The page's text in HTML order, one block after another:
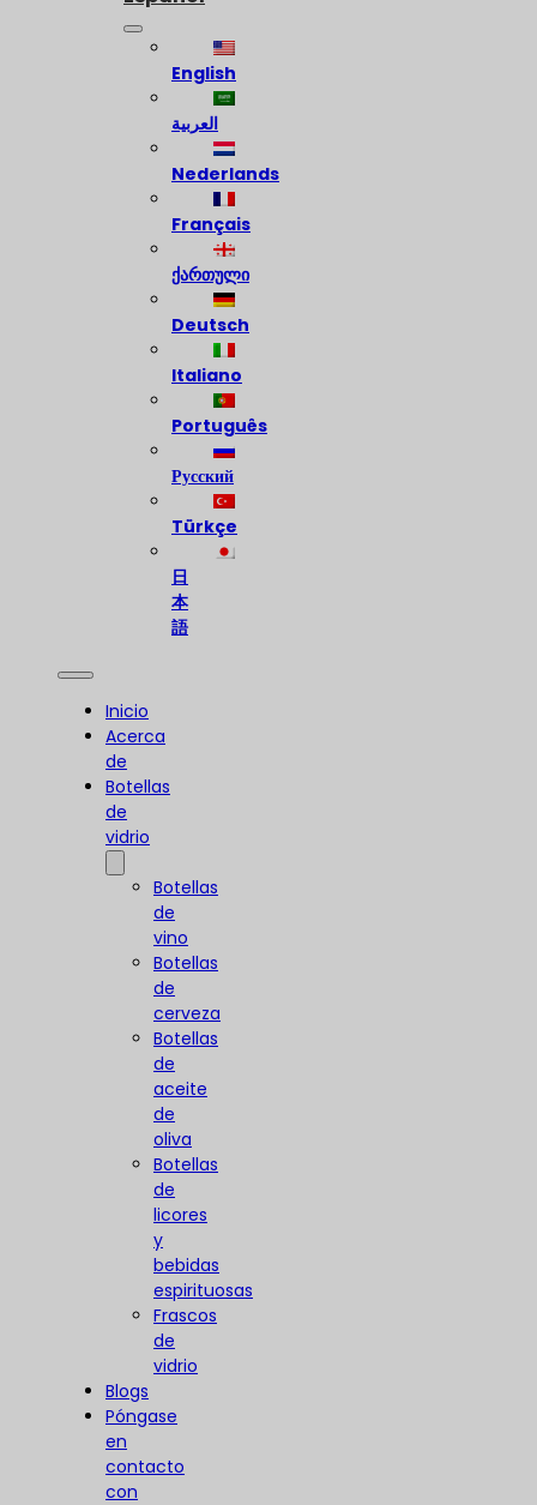
English
العربية
Nederlands
Français
ქართული
Deutsch
Italiano
Português
Русский
Türkçe
日
本
語
Inicio
Acerca
de
Botellas
de
vidrio
Botellas
de
vino
Botellas
de
cerveza
Botellas
de
aceite
de
oliva
Botellas
de
licores
y
bebidas
espirituosas
Frascos
de
vidrio
Blogs
Póngase
en
contacto
con